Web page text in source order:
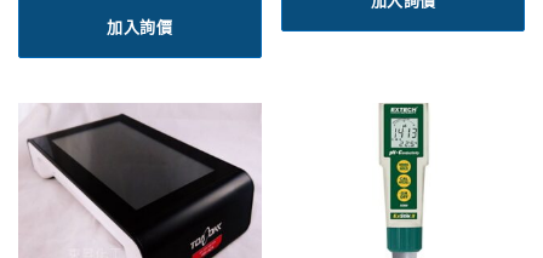
加入詢價